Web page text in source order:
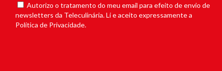
Autorizo o tratamento do meu email para efeito de envio de
newsletters da Teleculinária. Li e aceito expressamente a
Política de Privacidade.